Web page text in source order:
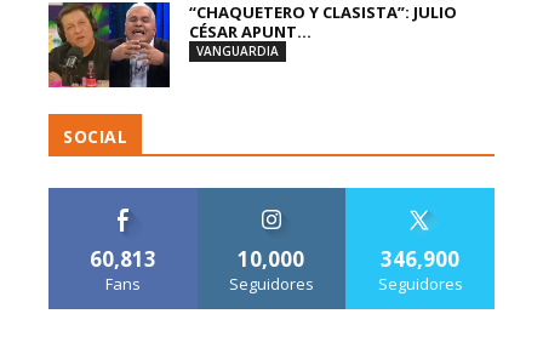
“CHAQUETERO Y CLASISTA”: JULIO
CÉSAR APUNT...
VANGUARDIA
SOCIAL
60,813
Fans
10,000
Seguidores
346,900
Seguidores